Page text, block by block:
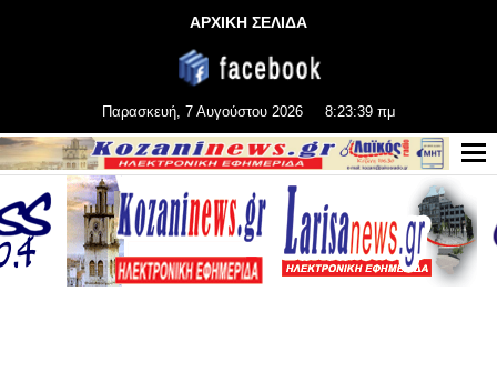
ΑΡΧΙΚΗ ΣΕΛΙΔΑ
Παρασκευή, 7 Αυγούστου 2026 8:23:41 πμ